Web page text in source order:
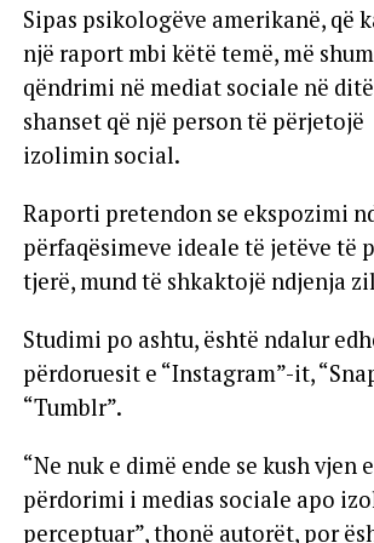
Sipas psikologëve amerikanë, që
një raport mbi këtë temë, më
qëndrimi në mediat sociale në
shanset që një person të përjetojë
izolimin social.
Raporti pretendon se ekspozimi
përfaqësimeve ideale të jetëve të
tjerë, mund të shkaktojë ndjenja
Studimi po ashtu, është ndalur
përdoruesit e “Instagram”-it,
“Tumblr”.
“Ne nuk e dimë ende se kush vjen
përdorimi i medias sociale apo
perceptuar”, thonë autorët, por